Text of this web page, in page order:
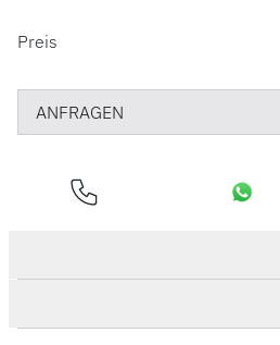
PREISINFORMATIONEN
Preis
ANFRAGEN